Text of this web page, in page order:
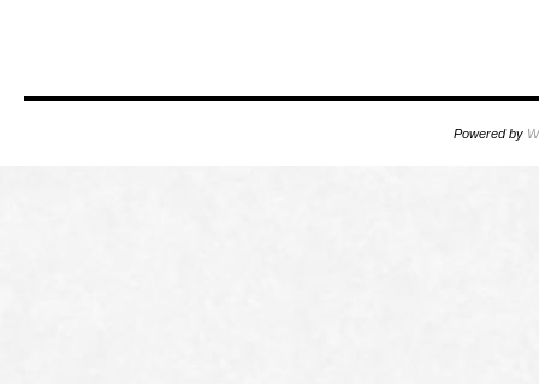
Powered by